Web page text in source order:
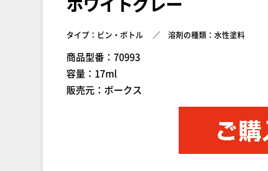
タイプ：ビン・ボトル 溶剤の種類：水性塗料
商品型番：70993
容量：17ml
販売元：ボークス